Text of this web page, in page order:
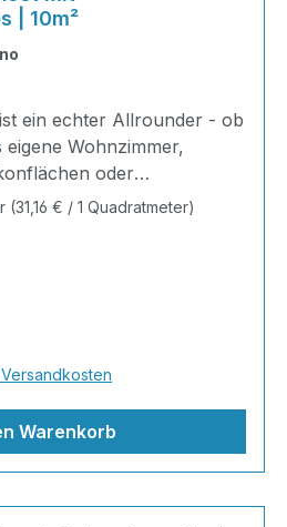
| 10m²
ein echter Allrounder - ob
Wohnzimmer,
oder
Ausstellungsräume; unsere
Stöbern Sie in unserem
und legen Sie
haben von Natur aus
(31,16 € / 1 Quadratmeter)
Warenkorb